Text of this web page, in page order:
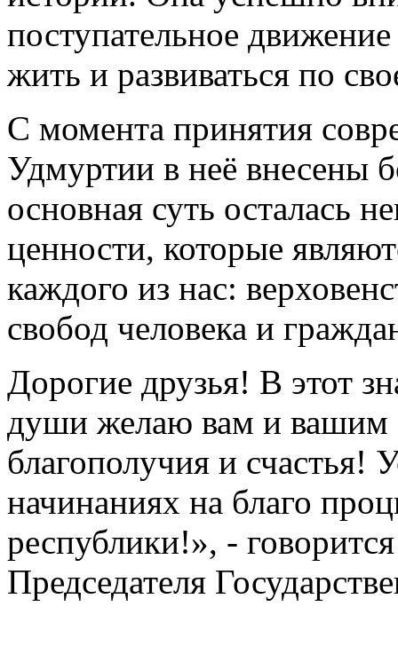
поступательное
жить и развиваться по
С момента принятия
Удмуртии в неё внесены
основная суть осталась
ценности, которые
каждого из нас:
свобод человека и
Дорогие друзья! В этот
души желаю вам и вашим
благополучия и счастья!
начинаниях на благо
республики!», -
Председателя